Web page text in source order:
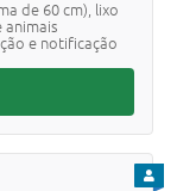
de 60 cm), lixo
e notificação